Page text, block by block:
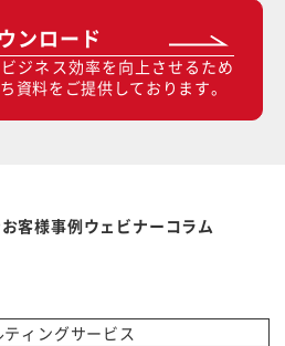
ンロード
ジネス効率を向上させるため
資料をご提供しております。
お客様事例ウェビナー コラム
ティングサービス